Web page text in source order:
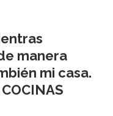
manera
mi casa.